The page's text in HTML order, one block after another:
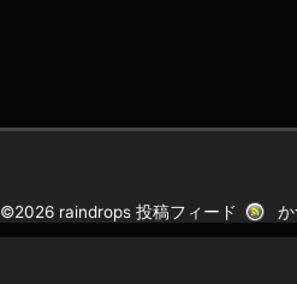
©2026 raindrops投稿フィード